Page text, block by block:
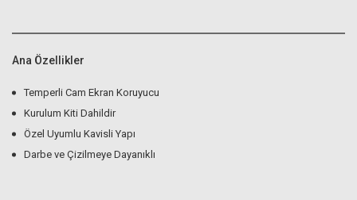
Ana Özellikler
Temperli Cam Ekran Koruyucu
Kurulum Kiti Dahildir
Özel Uyumlu Kavisli Yapı
Darbe ve Çizilmeye Dayanıklı